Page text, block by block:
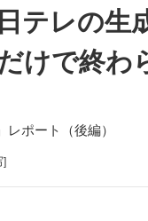
テレの生
けで終わ
ポート（後編）
]